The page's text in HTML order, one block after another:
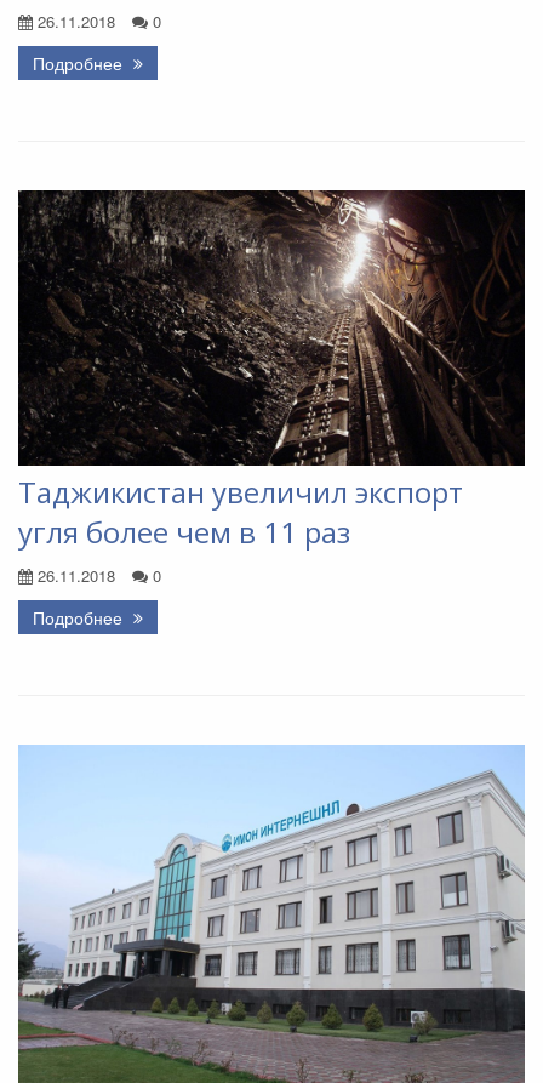
26.11.2018 0
Подробнее
Таджикистан увеличил экспорт
угля более чем в 11 раз
26.11.2018 0
Подробнее